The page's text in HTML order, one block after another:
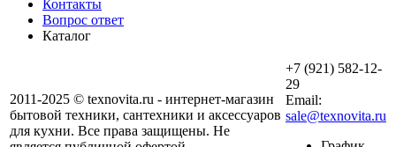
Контакты
Вопрос ответ
Каталог
2011-2025 © texnovita.ru - интернет-магазин
бытовой техники, сантехники и аксессуаров
для кухни. Все права защищены. Не
+7 (921) 582-12-
29
Email:
sale@texnovita.ru